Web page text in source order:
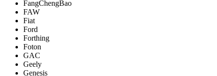
FangChengBao
FAW
Fiat
Ford
Forthing
Foton
GAC
Geely
Genesis